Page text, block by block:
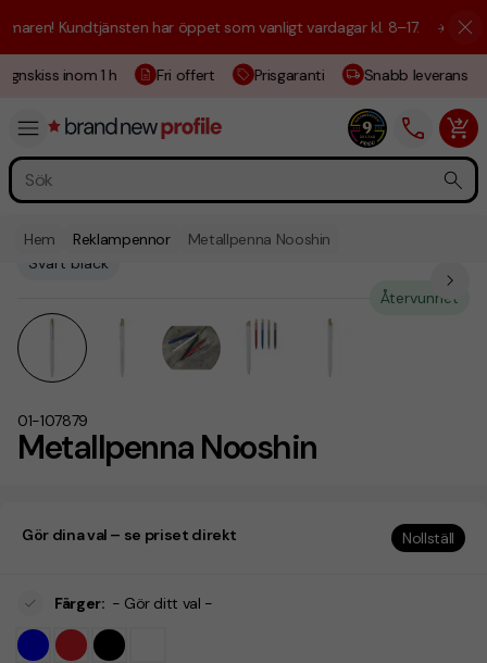
Kundtjänsten har öppet som vanligt vardagar kl. 8–17. ☀️ Vi är
inom 1 h Fri offert Prisgaranti Snabb leverans
Hem Reklampennor Metallpenna Nooshin
Metallpenna Nooshin
01-107879
Återvunnet
Svart bläck
Gör dina val – se priset direkt Nollställ
Färger: - Gör ditt val -